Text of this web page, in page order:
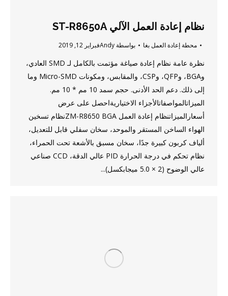
نظام إعادة العمل الآلي ST-R8650A
محطة إعادة العمل بغا بواسطةAndyفبراير 12, 2019
نظرة عامة نظام إعادة صياغة مؤتمت بالكامل لـ SMD العادي،
وBGA، وQFP، وCSP، والمقابس، ومكونات Micro-SMD وما
إلى ذلك. دعم الحد الأدنى. حجم سمد 10 مم * 10 مم.
الميزاتالمواصفاتالأجزاء الاختياريةاحصل على عرض
أسعارالميزاتنظام إعادة العمل ZM-R8650 BGAنظام تسخين
الهواء الساخن المستقر والموحد، سخان سفلي قابل للتعديل،
ألياف كربون كبيرة جدًا، سخان مسبق بالأشعة تحت الحمراء،
نظام تحكم في درجة الحرارة PID عالي الدقة، CCD صناعي
عالي الوضوح (2 × 5.0 ميجابكسل)...